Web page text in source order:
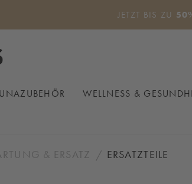
JETZT BIS ZU
WELLNESS &
& ERSATZ ERSATZTEILE